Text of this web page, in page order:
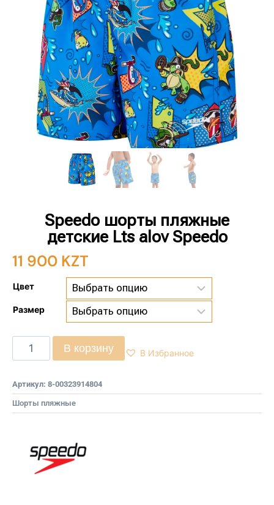
Speedo шорты пляжные
детские Lts alov Speedo
11 900 KZT
Цвет
Размер
В корзину В Избранное
Артикул: 8-00323914804
Шорты пляжные